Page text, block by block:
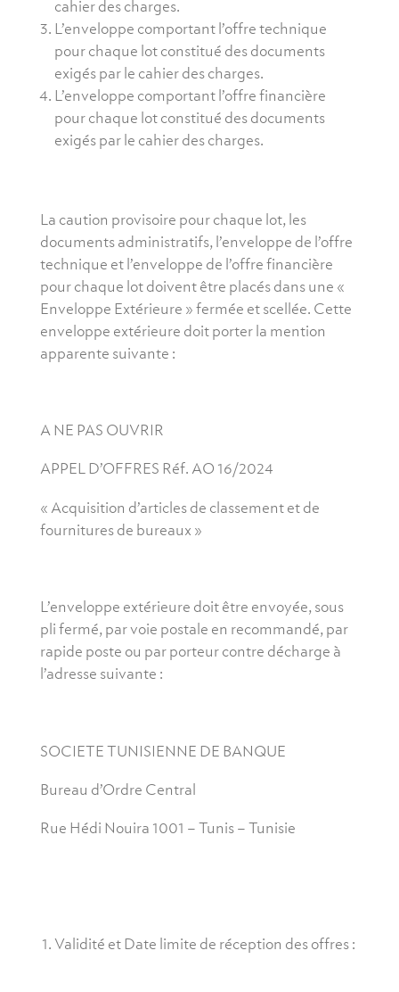
cahier des charges.
L’enveloppe comportant l’offre technique
pour chaque lot constitué des documents
exigés par le cahier des charges.
L’enveloppe comportant l’offre financière
pour chaque lot constitué des documents
exigés par le cahier des charges.
La caution provisoire pour chaque lot, les
documents administratifs, l’enveloppe de l’offre
technique et l’enveloppe de l’offre financière
pour chaque lot doivent être placés dans une «
Enveloppe Extérieure » fermée et scellée. Cette
enveloppe extérieure doit porter la mention
apparente suivante :
A NE PAS OUVRIR
APPEL D’OFFRES Réf. AO 16/2024
« Acquisition d’articles de classement et de
fournitures de bureaux »
L’enveloppe extérieure doit être envoyée, sous
pli fermé, par voie postale en recommandé, par
rapide poste ou par porteur contre décharge à
l’adresse suivante :
SOCIETE TUNISIENNE DE BANQUE
Bureau d’Ordre Central
Rue Hédi Nouira 1001 – Tunis – Tunisie
Validité et Date limite de réception des offres :